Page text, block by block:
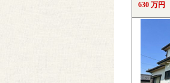
630 万円